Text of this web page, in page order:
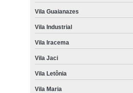
Vila Guaianazes
Vila Industrial
Vila Iracema
Vila Jaci
Vila Letônia
Vila Maria